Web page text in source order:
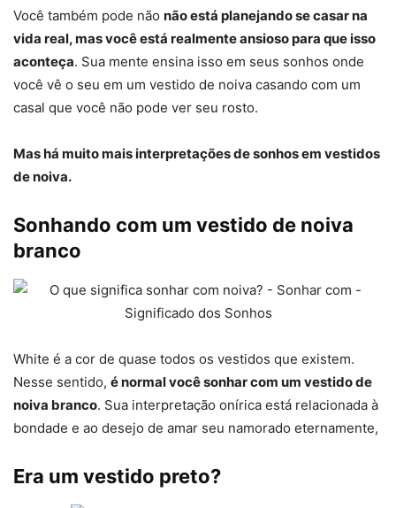
Você também pode não não está planejando se casar na
vida real, mas você está realmente ansioso para que isso
aconteça. Sua mente ensina isso em seus sonhos onde
você vê o seu em um vestido de noiva casando com um
casal que você não pode ver seu rosto.
Mas há muito mais interpretações de sonhos em vestidos
de noiva.
Sonhando com um vestido de noiva
branco
White é a cor de quase todos os vestidos que existem.
Nesse sentido, é normal você sonhar com um vestido de
noiva branco. Sua interpretação onírica está relacionada à
bondade e ao desejo de amar seu namorado eternamente,
Era um vestido preto?